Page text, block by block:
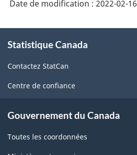
Date de modification : 2022-02-16
propos
ce
site
Statistique Canada
Contactez StatCan
Centre de confiance
Gouvernement du Canada
Toutes les coordonnées